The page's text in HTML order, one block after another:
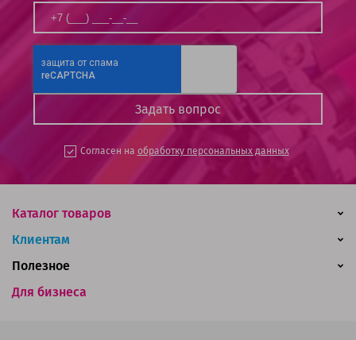
Согласен на обработку персональных данных
Каталог товаров
Клиентам
Для бизнеса
Полезное